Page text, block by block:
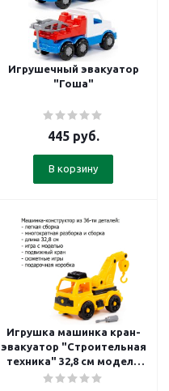
Игрушечный эвакуатор
"Гоша"
445руб.
В корзину
Игрушка машинка кран-
эвакуатор "Строительная
техника" 32,8 см модель
для сборки 36 эл. Полесье